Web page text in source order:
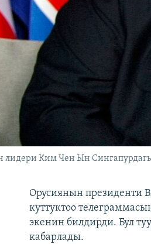
лидери Ким Чен Ын
Орусиянын президенти
куттуктоо
экенин билдирди. Бул
кабарлады.